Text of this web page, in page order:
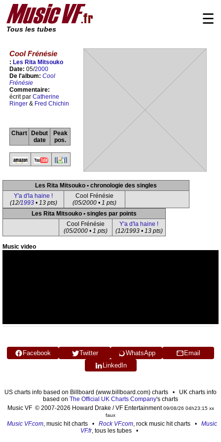
Tous les tubes
☰
Cool Frénésie
: Les Rita Mitsouko
Date: 05/2000
De l'album: Cool
Frénésie
Commentaire:
écrit par Catherine
Ringer & Fred Chichin
Chart
Debut
date
Peak
pos.
Les Rita Mitsouko • chronologie des singles
Y'a d'la haine !
(12/1993• 13 pts)
Cool Frénésie
(05/2000 • 1 pts)
Les Rita Mitsouko • singles par points
Cool Frénésie
(05/2000 • 1 pts)
Y'a d'la haine !
(12/1993 • 13 pts)
Music video
Facebook Twitter WhatsApp
Email
LinkedIn
US charts info based on Billboard (www.billboard.com) charts • UK charts info
based on The Official UK Charts Company's charts
Music VF © 2007-2026 Howard Drake / VF Entertainment09/08/26 04h23:15 xx
faux
Music VF.com, music hit charts • Rock VF.com, rock music hit charts • Music
VF.fr, tous les tubes •